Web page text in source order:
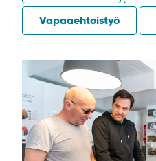
Vapaaehtoistyö